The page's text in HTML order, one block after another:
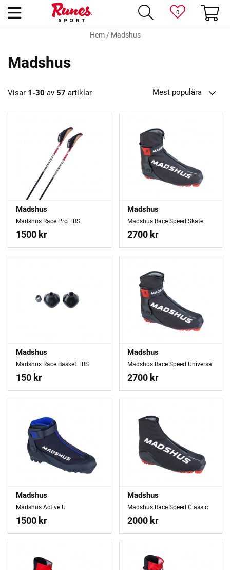
0
Hem/ Madshus
Madshus
Visar 1-30 av 57 artiklar Mest populära
Madshus
Madshus Race Pro TBS
1500 kr
Madshus
Madshus Race Speed Skate
2700 kr
Madshus
Madshus Race Basket TBS
150 kr
Madshus
Madshus Race Speed Universal
2700 kr
Madshus
Madshus Active U
1500 kr
Madshus
Madshus Race Speed Classic
2000 kr